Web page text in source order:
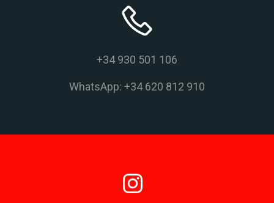
+34 930 501 106
WhatsApp: +34 620 812 910